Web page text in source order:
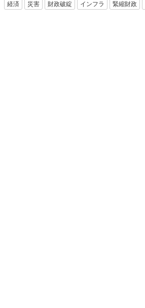
経済 災害 財政破綻 インフラ 緊縮財政